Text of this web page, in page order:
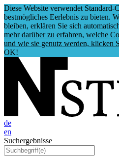
Diese Website verwendet Standard-
bestmögliches Eerlebnis zu bieten.
bleiben, erklären Sie sich
mehr darüber zu erfahren, welche
und wie sie genutz werden, klicken
OK!
de
en
Suchergebnisse